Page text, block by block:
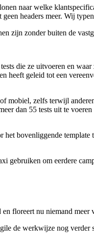
naar welke
headers meer. Wij
zijn zonder buiten de
die ze uitvoeren en
heeft geleid tot een
mobiel, zelfs terwijl
dan 55 tests uit te voeren
bovenliggende
gebruiken om eerdere
floreert nu niemand
de werkwijze nog verder